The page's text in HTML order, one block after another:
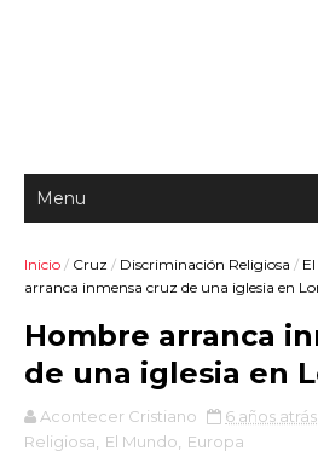
Inicio / Cruz / Discriminación Religiosa /
arranca inmensa cruz de una iglesia en
Hombre arranca
de una iglesia en
Acontecer Cristiano 6 años atrás
Religiosa
El Mundo Europa